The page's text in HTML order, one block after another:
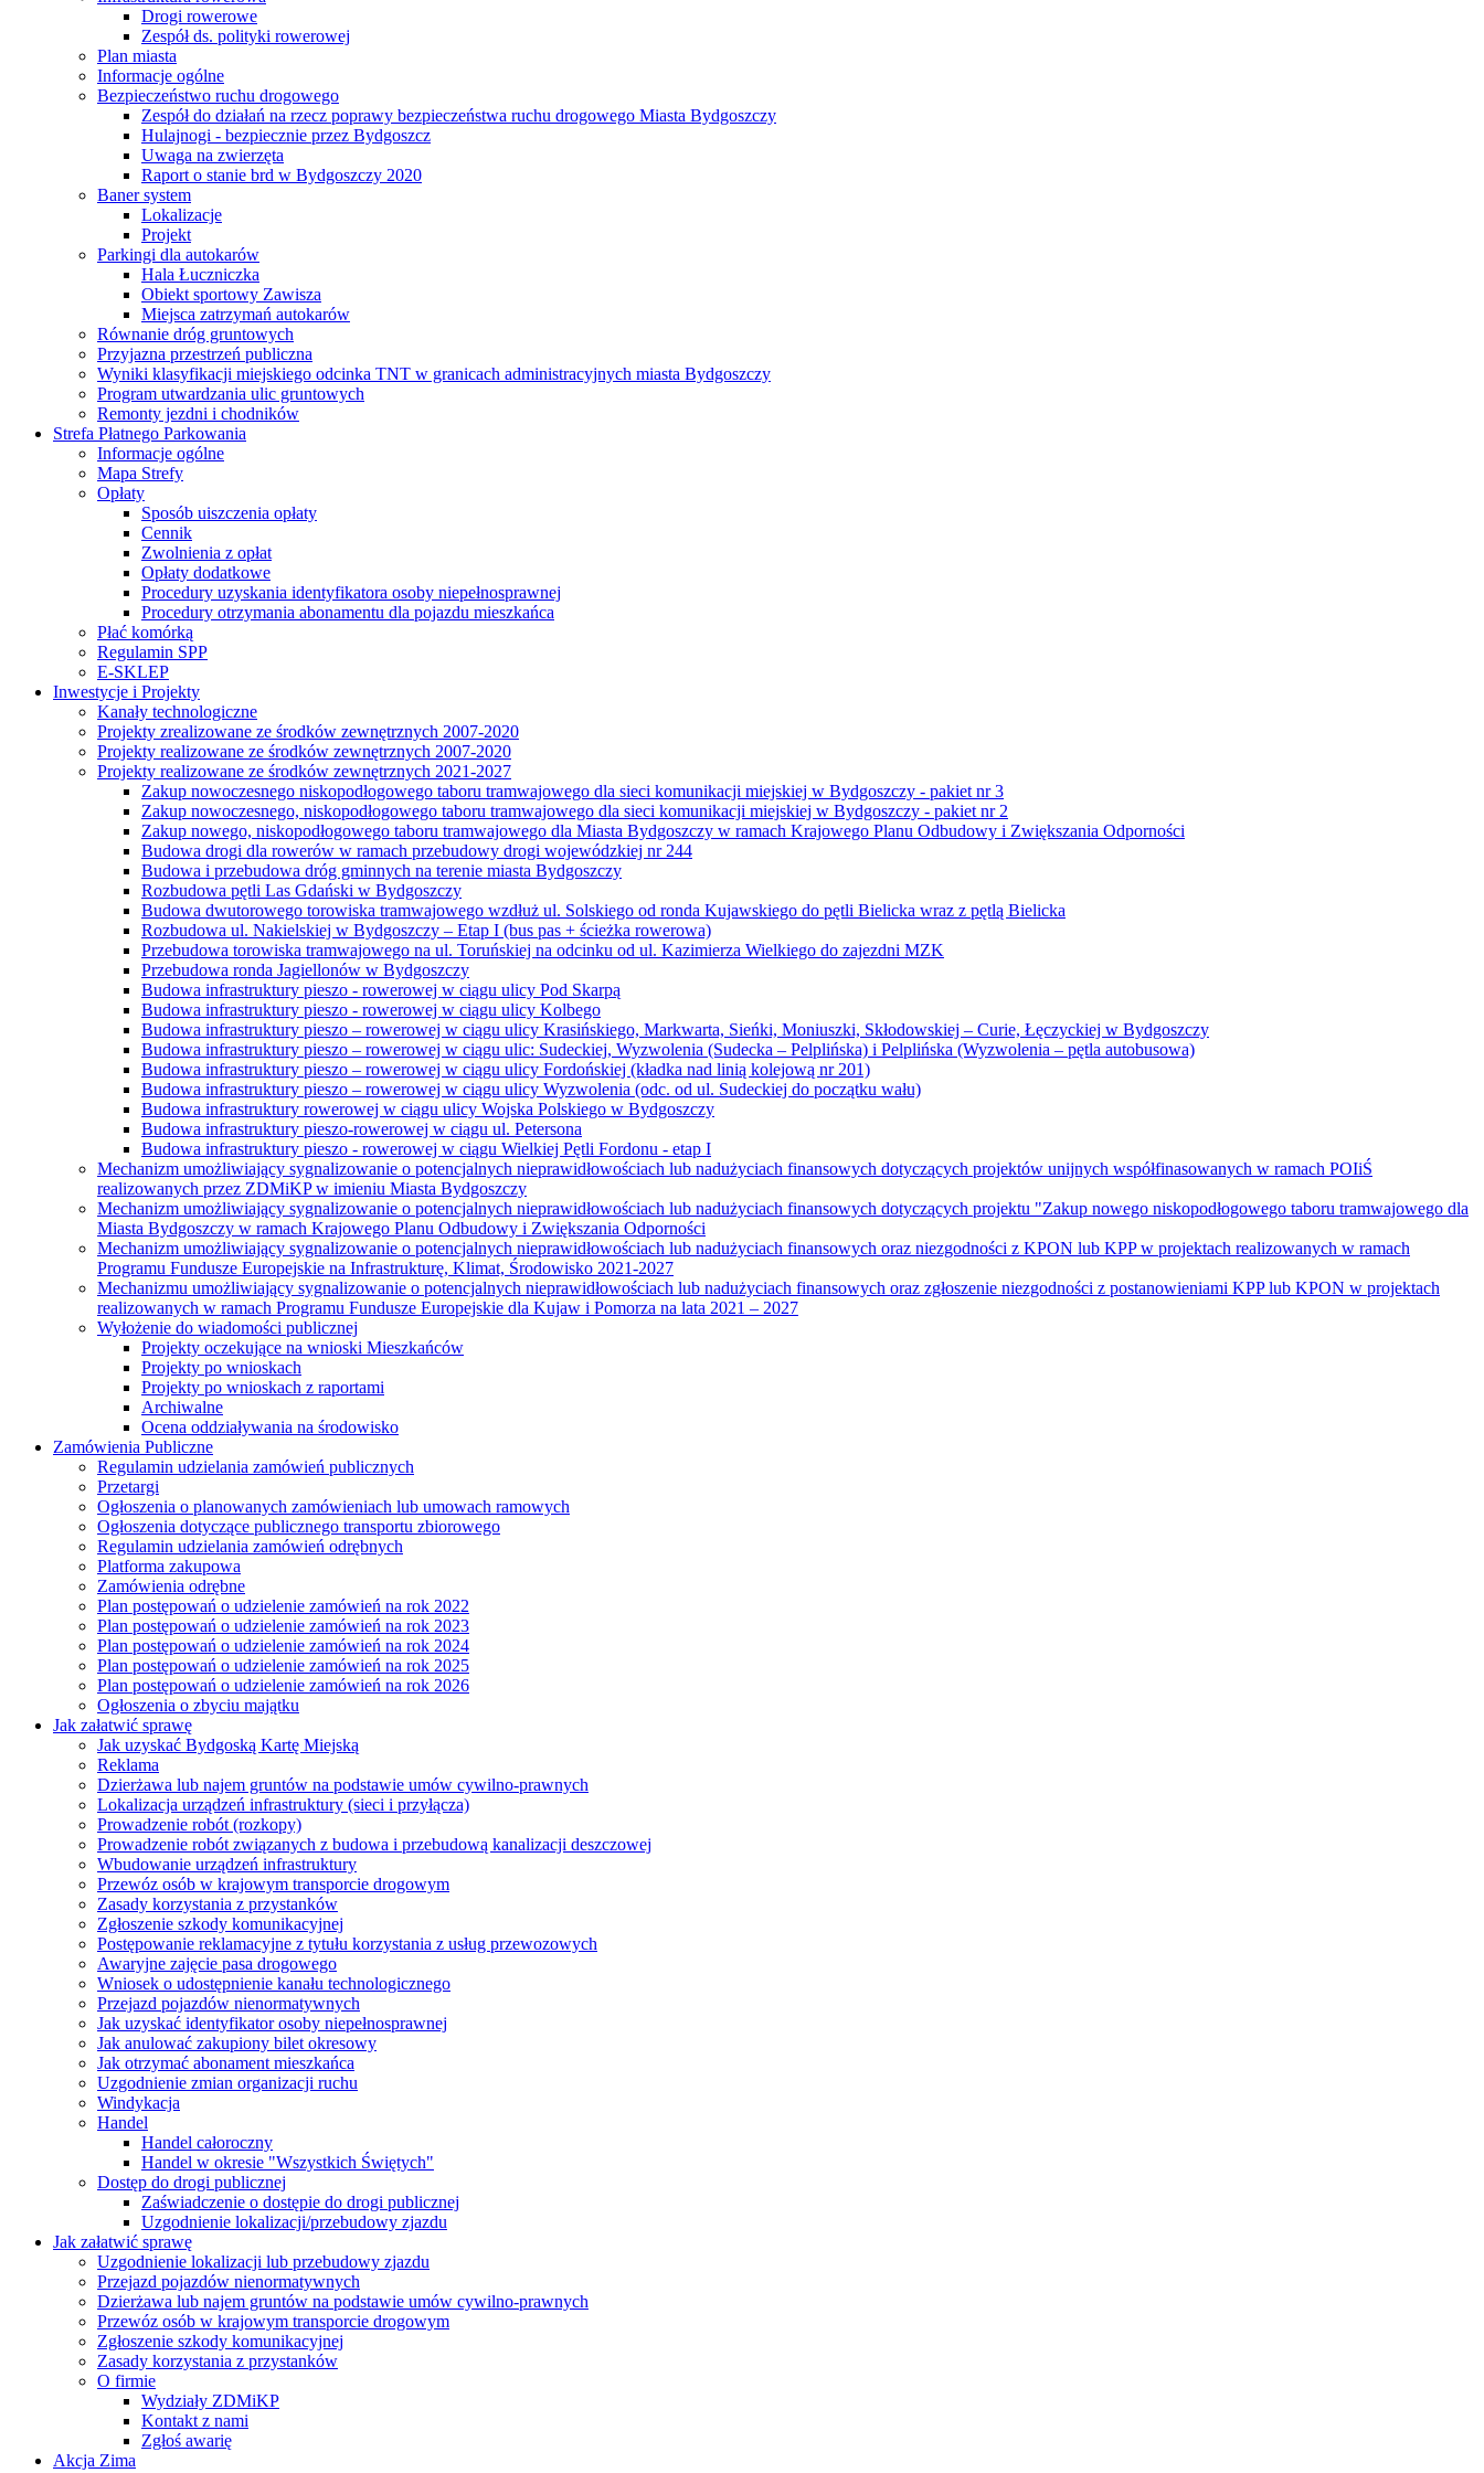
Drogi rowerowe
Zespół ds. polityki rowerowej
Plan miasta
Informacje ogólne
Bezpieczeństwo ruchu drogowego
Zespół do działań na rzecz poprawy bezpieczeństwa ruchu drogowego Miasta Bydgoszczy
Hulajnogi - bezpiecznie przez Bydgoszcz
Uwaga na zwierzęta
Raport o stanie brd w Bydgoszczy 2020
Baner system
Lokalizacje
Projekt
Parkingi dla autokarów
Hala Łuczniczka
Obiekt sportowy Zawisza
Miejsca zatrzymań autokarów
Równanie dróg gruntowych
Przyjazna przestrzeń publiczna
Wyniki klasyfikacji miejskiego odcinka TNT w granicach administracyjnych miasta Bydgoszczy
Program utwardzania ulic gruntowych
Remonty jezdni i chodników
Strefa Płatnego Parkowania
Informacje ogólne
Mapa Strefy
Opłaty
Sposób uiszczenia opłaty
Cennik
Zwolnienia z opłat
Opłaty dodatkowe
Procedury uzyskania identyfikatora osoby niepełnosprawnej
Procedury otrzymania abonamentu dla pojazdu mieszkańca
Płać komórką
Regulamin SPP
E-SKLEP
Inwestycje i Projekty
Kanały technologiczne
Projekty zrealizowane ze środków zewnętrznych 2007-2020
Projekty realizowane ze środków zewnętrznych 2007-2020
Projekty realizowane ze środków zewnętrznych 2021-2027
Zakup nowoczesnego niskopodłogowego taboru tramwajowego dla sieci komunikacji miejskiej w Bydgoszczy - pakiet nr 3
Zakup nowoczesnego, niskopodłogowego taboru tramwajowego dla sieci komunikacji miejskiej w Bydgoszczy - pakiet nr 2
Zakup nowego, niskopodłogowego taboru tramwajowego dla Miasta Bydgoszczy w ramach Krajowego Planu Odbudowy i Zwiększania Odporności
Budowa drogi dla rowerów w ramach przebudowy drogi wojewódzkiej nr 244
Budowa i przebudowa dróg gminnych na terenie miasta Bydgoszczy
Rozbudowa pętli Las Gdański w Bydgoszczy
Budowa dwutorowego torowiska tramwajowego wzdłuż ul. Solskiego od ronda Kujawskiego do pętli Bielicka wraz z pętlą Bielicka
Rozbudowa ul. Nakielskiej w Bydgoszczy – Etap I (bus pas + ścieżka rowerowa)
Przebudowa torowiska tramwajowego na ul. Toruńskiej na odcinku od ul. Kazimierza Wielkiego do zajezdni MZK
Przebudowa ronda Jagiellonów w Bydgoszczy
Budowa infrastruktury pieszo - rowerowej w ciągu ulicy Pod Skarpą
Budowa infrastruktury pieszo - rowerowej w ciągu ulicy Kolbego
Budowa infrastruktury pieszo – rowerowej w ciągu ulicy Krasińskiego, Markwarta, Sieńki, Moniuszki, Skłodowskiej – Curie, Łęczyckiej w Bydgoszczy
Budowa infrastruktury pieszo – rowerowej w ciągu ulic: Sudeckiej, Wyzwolenia (Sudecka – Pelplińska) i Pelplińska (Wyzwolenia – pętla autobusowa)
Budowa infrastruktury pieszo – rowerowej w ciągu ulicy Fordońskiej (kładka nad linią kolejową nr 201)
Budowa infrastruktury pieszo – rowerowej w ciągu ulicy Wyzwolenia (odc. od ul. Sudeckiej do początku wału)
Budowa infrastruktury rowerowej w ciągu ulicy Wojska Polskiego w Bydgoszczy
Budowa infrastruktury pieszo-rowerowej w ciągu ul. Petersona
Budowa infrastruktury pieszo - rowerowej w ciągu Wielkiej Pętli Fordonu - etap I
Mechanizm umożliwiający sygnalizowanie o potencjalnych nieprawidłowościach lub nadużyciach finansowych dotyczących projektów unijnych współfinasowanych w ramach POIiŚ
realizowanych przez ZDMiKP w imieniu Miasta Bydgoszczy
Mechanizm umożliwiający sygnalizowanie o potencjalnych nieprawidłowościach lub nadużyciach finansowych dotyczących projektu "Zakup nowego niskopodłogowego taboru tramwajowego dla
Miasta Bydgoszczy w ramach Krajowego Planu Odbudowy i Zwiększania Odporności
Mechanizm umożliwiający sygnalizowanie o potencjalnych nieprawidłowościach lub nadużyciach finansowych oraz niezgodności z KPON lub KPP w projektach realizowanych w ramach
Programu Fundusze Europejskie na Infrastrukturę, Klimat, Środowisko 2021-2027
Mechanizmu umożliwiający sygnalizowanie o potencjalnych nieprawidłowościach lub nadużyciach finansowych oraz zgłoszenie niezgodności z postanowieniami KPP lub KPON w projektach
realizowanych w ramach Programu Fundusze Europejskie dla Kujaw i Pomorza na lata 2021 – 2027
Wyłożenie do wiadomości publicznej
Projekty oczekujące na wnioski Mieszkańców
Projekty po wnioskach
Projekty po wnioskach z raportami
Archiwalne
Ocena oddziaływania na środowisko
Zamówienia Publiczne
Regulamin udzielania zamówień publicznych
Przetargi
Ogłoszenia o planowanych zamówieniach lub umowach ramowych
Ogłoszenia dotyczące publicznego transportu zbiorowego
Regulamin udzielania zamówień odrębnych
Platforma zakupowa
Zamówienia odrębne
Plan postępowań o udzielenie zamówień na rok 2022
Plan postępowań o udzielenie zamówień na rok 2023
Plan postępowań o udzielenie zamówień na rok 2024
Plan postępowań o udzielenie zamówień na rok 2025
Plan postępowań o udzielenie zamówień na rok 2026
Ogłoszenia o zbyciu majątku
Jak załatwić sprawę
Jak uzyskać Bydgoską Kartę Miejską
Reklama
Dzierżawa lub najem gruntów na podstawie umów cywilno-prawnych
Lokalizacja urządzeń infrastruktury (sieci i przyłącza)
Prowadzenie robót (rozkopy)
Prowadzenie robót związanych z budowa i przebudową kanalizacji deszczowej
Wbudowanie urządzeń infrastruktury
Przewóz osób w krajowym transporcie drogowym
Zasady korzystania z przystanków
Zgłoszenie szkody komunikacyjnej
Postępowanie reklamacyjne z tytułu korzystania z usług przewozowych
Awaryjne zajęcie pasa drogowego
Wniosek o udostępnienie kanału technologicznego
Przejazd pojazdów nienormatywnych
Jak uzyskać identyfikator osoby niepełnosprawnej
Jak anulować zakupiony bilet okresowy
Jak otrzymać abonament mieszkańca
Uzgodnienie zmian organizacji ruchu
Windykacja
Handel
Handel całoroczny
Handel w okresie "Wszystkich Świętych"
Dostęp do drogi publicznej
Zaświadczenie o dostępie do drogi publicznej
Uzgodnienie lokalizacji/przebudowy zjazdu
Jak załatwić sprawę
Uzgodnienie lokalizacji lub przebudowy zjazdu
Przejazd pojazdów nienormatywnych
Dzierżawa lub najem gruntów na podstawie umów cywilno-prawnych
Przewóz osób w krajowym transporcie drogowym
Zgłoszenie szkody komunikacyjnej
Zasady korzystania z przystanków
O firmie
Wydziały ZDMiKP
Kontakt z nami
Zgłoś awarię
Akcja Zima